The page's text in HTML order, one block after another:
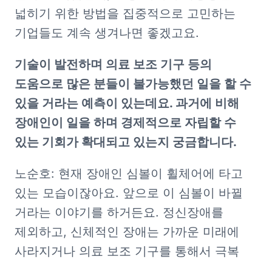
넓히기 위한 방법을 집중적으로 고민하는
기업들도 계속 생겨나면 좋겠고요.
기술이 발전하며 의료 보조 기구 등의
도움으로 많은 분들이 불가능했던 일을 할 수
있을 거라는 예측이 있는데요. 과거에 비해
장애인이 일을 하며 경제적으로 자립할 수
있는 기회가 확대되고 있는지 궁금합니다.
노순호: 현재 장애인 심볼이 휠체어에 타고
있는 모습이잖아요. 앞으로 이 심볼이 바뀔
거라는 이야기를 하거든요. 정신장애를
제외하고, 신체적인 장애는 가까운 미래에
사라지거나 의료 보조 기구를 통해서 극복